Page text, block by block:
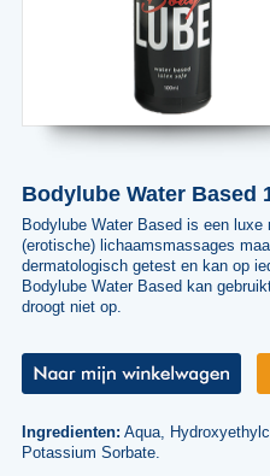
Bodylube Water Based
Bodylube Water Based is een
(erotische) lichaamsmassages
dermatologisch getest en kan op
Bodylube Water Based kan
droogt niet op.
Ingredienten: Aqua,
Potassium Sorbate.